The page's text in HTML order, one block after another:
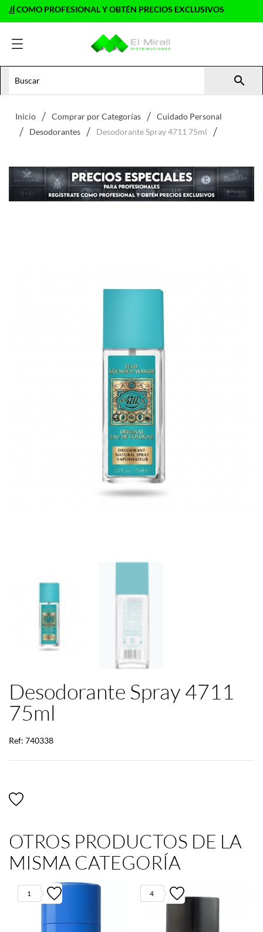
COMO PROFESIONAL Y OBTÉN PRECIOS EXCLUSIVOS

Inicio Comprar por Categorías
Cuidado Personal
Desodorantes
Desodorante Spray 4711 75ml
Desodorante Spray 4711
75ml
Ref: 740338
OTROS PRODUCTOS DE LA
MISMA CATEGORÍA
1 4